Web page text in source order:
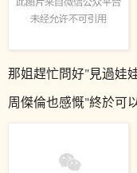
那姐趕忙問好"見過娃
周傑倫也感慨"終於可